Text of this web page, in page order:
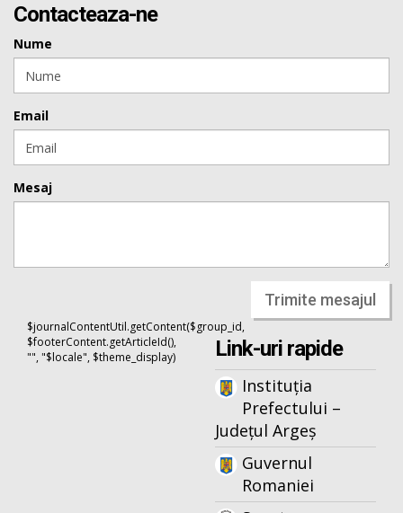
Contacteaza-ne
Nume
Email
Mesaj
Trimite mesajul
$journalContentUtil.getContent($group_id,
$footerContent.getArticleId(),
"", "$locale", $theme_display)
Link-uri rapide
Instituția
Prefectului –
Județul Argeș
Guvernul
Romaniei